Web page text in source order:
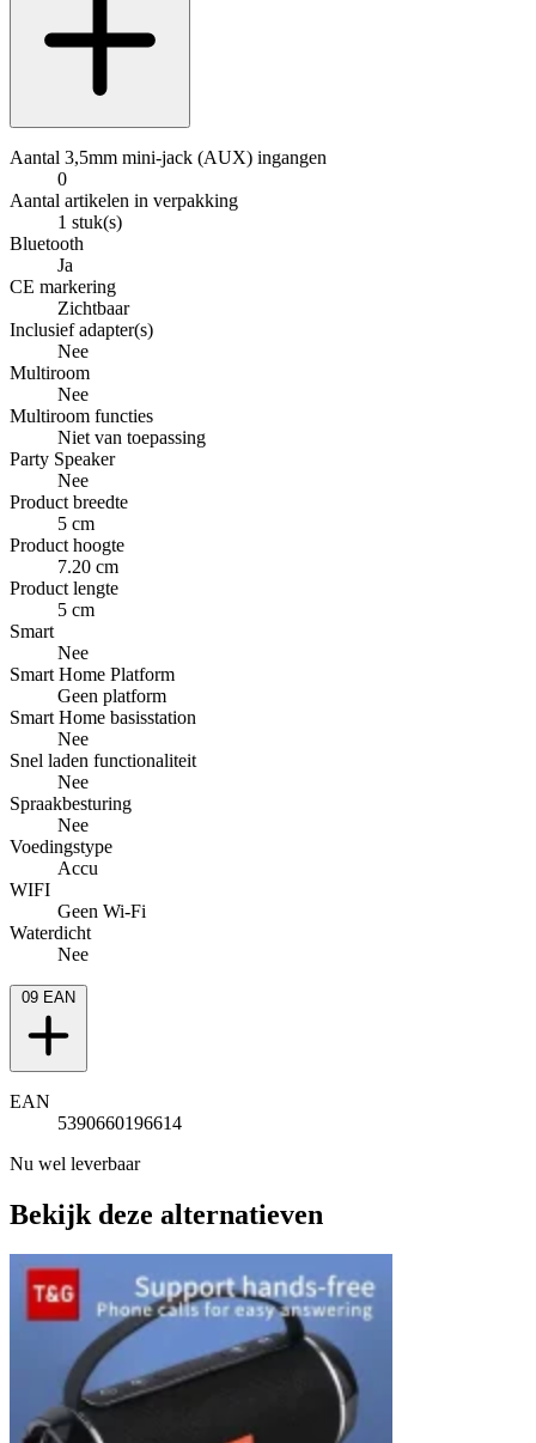
Aantal 3,5mm mini-jack (AUX) ingangen
0
Aantal artikelen in verpakking
1 stuk(s)
Bluetooth
Ja
CE markering
Zichtbaar
Inclusief adapter(s)
Nee
Multiroom
Nee
Multiroom functies
Niet van toepassing
Party Speaker
Nee
Product breedte
5 cm
Product hoogte
7.20 cm
Product lengte
5 cm
Smart
Nee
Smart Home Platform
Geen platform
Smart Home basisstation
Nee
Snel laden functionaliteit
Nee
Spraakbesturing
Nee
Voedingstype
Accu
WIFI
Geen Wi-Fi
Waterdicht
Nee
09 EAN
EAN
5390660196614
Nu wel leverbaar
Bekijk deze alternatieven